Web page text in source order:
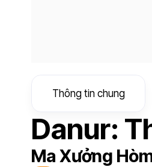
Thông tin chung
Danur:
Ma Xưởng